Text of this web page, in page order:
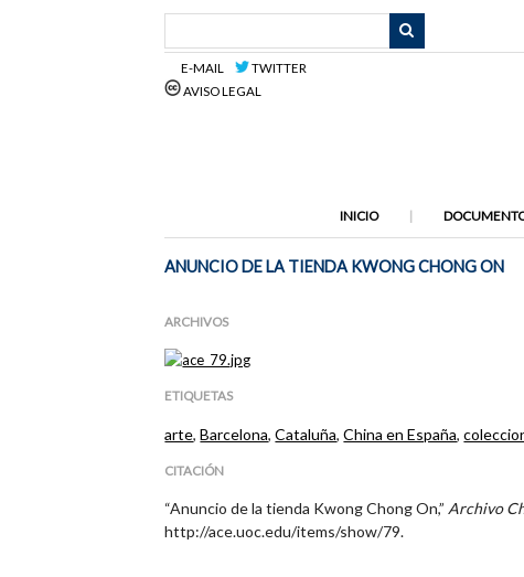
E-MAIL
TWITTER
AVISO LEGAL
INICIO
ANUNCIO DE LA TIENDA KWONG CHONG ON
ARCHIVOS
ETIQUETAS
arte,Barcelona,Cataluña,China en España,
CITACIÓN
“Anuncio de la tienda Kwong Chong On,”Archivo
http://ace.uoc.edu/items/show/79.